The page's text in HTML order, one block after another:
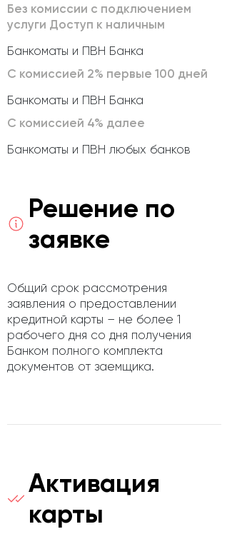
Без комиссии с подключением
услуги Доступ к наличным
Банкоматы и ПВН Банка
С комиссией 2% первые 100 дней
Банкоматы и ПВН Банка
С комиссией 4% далее
Банкоматы и ПВН любых банков
Решение по
заявке
Общий срок рассмотрения
заявления о предоставлении
кредитной карты – не более 1
рабочего дня со дня получения
Банком полного комплекта
документов от заемщика.
Активация
карты